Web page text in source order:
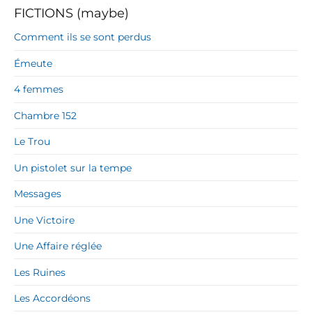
FICTIONS (maybe)
Comment ils se sont perdus
Émeute
4 femmes
Chambre 152
Le Trou
Un pistolet sur la tempe
Messages
Une Victoire
Une Affaire réglée
Les Ruines
Les Accordéons